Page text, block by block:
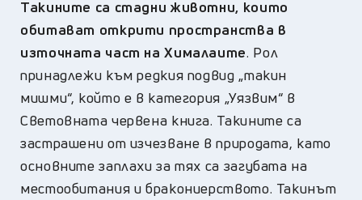
Такините са стадни животни, които
обитават открити пространства в
източната част на Хималаите. Рол
принадлежи към редкия подвид „такин
мишми“, който е в категория „Уязвим“ в
Световната червена книга. Такините са
застрашени от изчезване в природата, като
основните заплахи за тях са загубата на
местообитания и бракониерството. Такинът